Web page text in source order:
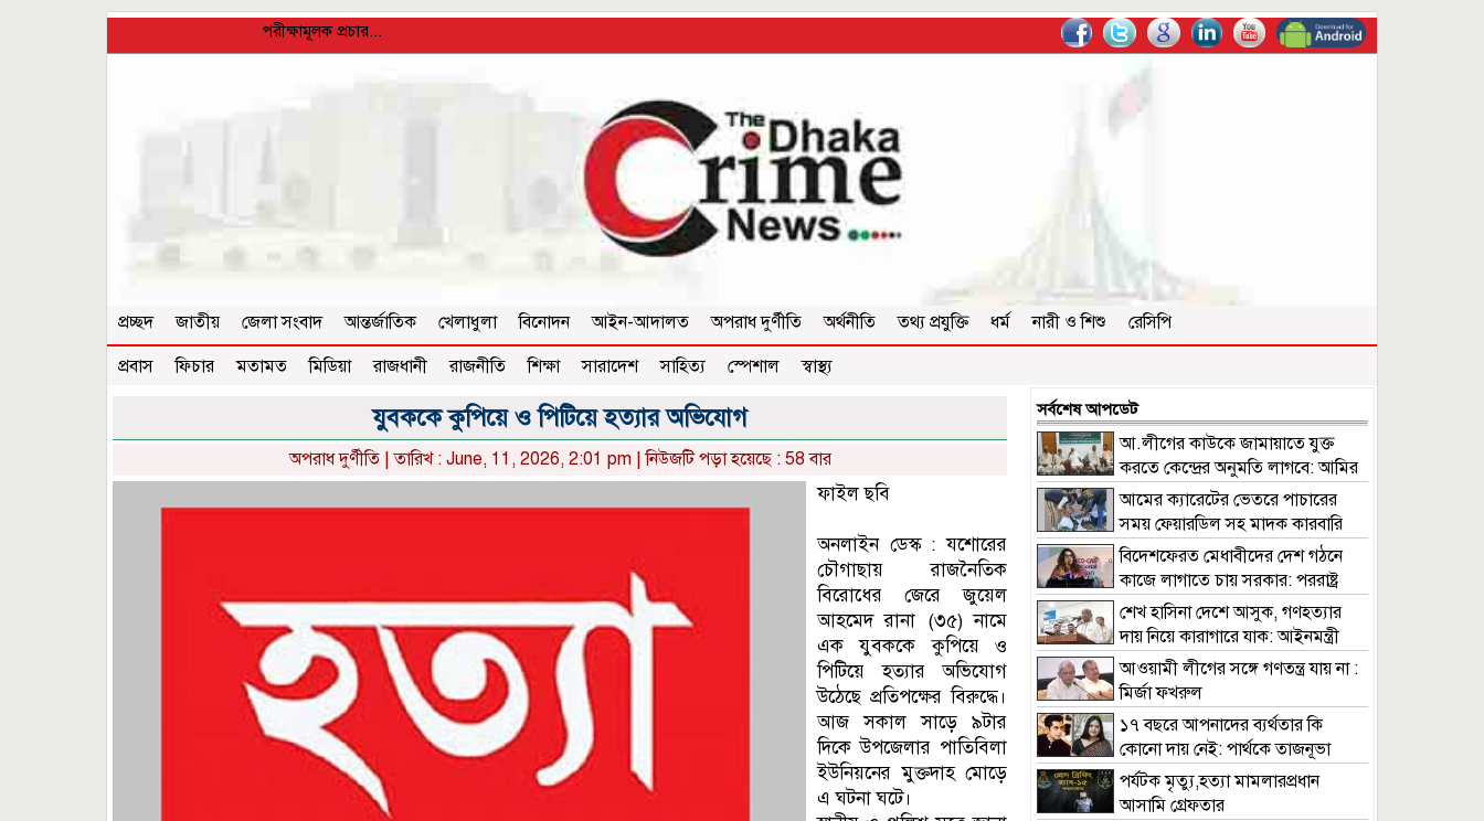
পরীক্ষামূলক প্রচার...
প্রচ্ছদ জাতীয় জেলা সংবাদ আন্তর্জাতিক খেলাধুলা বিনোদন আইন-আদালত অপরাধ দুর্ণীতি অর্থনীতি তথ্য প্রযুক্তি ধর্ম নারী ও শিশু
রেসিপি
প্রবাস
ফিচার মতামত মিডিয়া রাজধানী রাজনীতি শিক্ষা সারাদেশ সাহিত্য স্পেশাল স্বাস্থ্য
যুবককে কুপিয়ে ও পিটিয়ে হত্যার অভিযোগ
অপরাধ দুর্ণীতি| তারিখ : June, 11, 2026, 2:01 pm | নিউজটি পড়া হয়েছে : 58 বার
ফাইল ছবি
অনলাইন ডেস্ক : যশোরের
চৌগাছায় রাজনৈতিক
বিরোধের জেরে জুয়েল
আহমেদ রানা (৩৫) নামে
এক যুবককে কুপিয়ে ও
পিটিয়ে হত্যার অভিযোগ
উঠেছে প্রতিপক্ষের বিরুদ্ধে।
আজ সকাল সাড়ে ৯টার
দিকে উপজেলার পাতিবিলা
ইউনিয়নের মুক্তদাহ মোড়ে
এ ঘটনা ঘটে।
সর্বশেষ আপডেট
আ.লীগের কাউকে জামায়াতে যুক্ত
করতে কেন্দ্রের অনুমতি লাগবে: আমির
আমের ক্যারেটের ভেতরে পাচারের
সময় ফেয়ারডিল সহ মাদক কারবারি
গ্রেপ্তার
বিদেশফেরত মেধাবীদের দেশ গঠনে
কাজে লাগাতে চায় সরকার: পররাষ্ট্র
প্রতিমন্ত্রী
শেখ হাসিনা দেশে আসুক, গণহত্যার
দায় নিয়ে কারাগারে যাক: আইনমন্ত্রী
আওয়ামী লীগের সঙ্গে গণতন্ত্র যায় না :
মির্জা ফখরুল
১৭ বছরে আপনাদের ব্যর্থতার কি
কোনো দায় নেই: পার্থকে তাজনূভা
জাবীন
পর্যটক মৃত্যু,হত্যা মামলারপ্রধান
আসামি গ্রেফতার